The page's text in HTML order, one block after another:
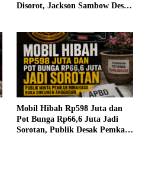
Disorot, Jackson Sambow Desak
Mobil Hibah Rp598 Juta dan
Pot Bunga Rp66,6 Juta Jadi
Sorotan, Publik Desak Pemkab